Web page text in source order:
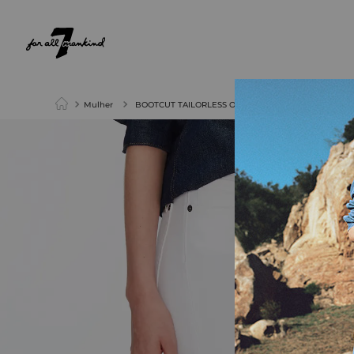
Mulher BOOTCUT TAILORLESS OPTIC EXPOSED BUTTON